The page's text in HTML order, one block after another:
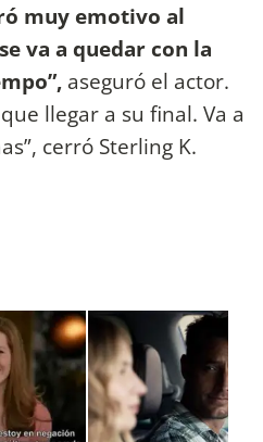
muy emotivo al
va a quedar con la
aseguró el actor.
llegar a su final. Va a
cerró Sterling K.